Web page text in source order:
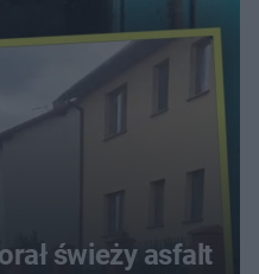
świeży asfalt